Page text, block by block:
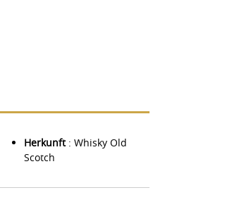
Herkunft: Whisky Old
Scotch